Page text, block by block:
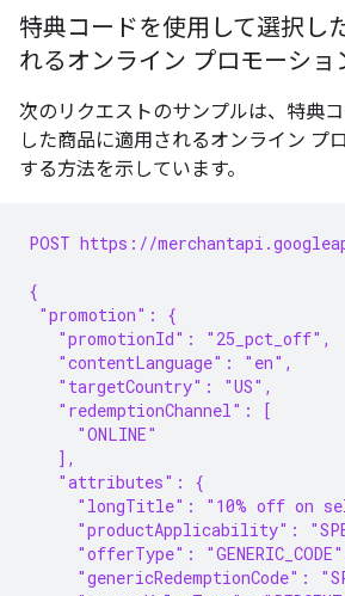
特典コードを使用して選択し
れるオンライン プロモーショ
次のリクエストのサンプルは、特典
した商品に適用されるオンライン プ
する方法を示しています。
POST https://
{
"promotion": {
   "promotionId": "25_pct_off",
   "contentLanguage": "en",
   "targetCountry": "US",
   "redemptionChannel": [
     "ONLINE"
   ],
   "attributes": {
"longTitle": "10% off on
"productApplicability":
"offerType":
"genericRedemptionCode":